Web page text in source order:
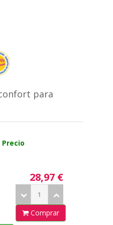
para
Precio
28,97 €
Comprar